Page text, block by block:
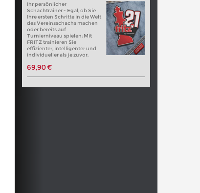
Ihr persönlicher
Schachtrainer - Egal, ob Sie
Ihre ersten Schritte in die Welt
des Vereinsschachs machen
oder bereits auf
Turnierniveau spielen: Mit
FRITZ trainieren Sie
effizienter, intelligenter und
individueller als je zuvor.
69,90 €